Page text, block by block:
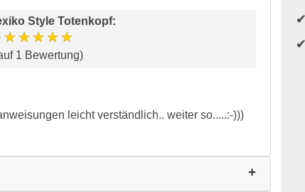
Style Totenkopf:
★★★★★
1 Bewertung)
leicht verständlich.. weiter so.....:-)))